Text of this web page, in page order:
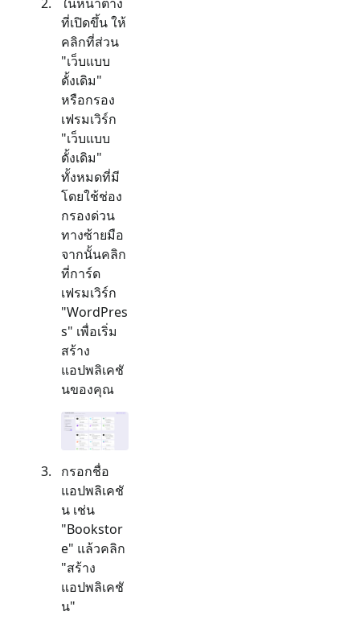
ที่เปิดขึ้น ให้
คลิกที่ส่วน
"เว็บแบบ
ดั้งเดิม"
หรือกรอง
เฟรมเวิร์ก
"เว็บแบบ
ดั้งเดิม"
ทั้งหมดที่มี
โดยใช้ช่อง
กรองด่วน
ทางซ้ายมือ
จากนั้นคลิก
ที่การ์ด
เฟรมเวิร์ก
"WordPres
s" เพื่อเริ่ม
สร้าง
แอปพลิเคชั
นของคุณ
กรอกชื่อ
แอปพลิเคชั
น เช่น
"Bookstor
e" แล้วคลิก
"สร้าง
แอปพลิเคชั
น"